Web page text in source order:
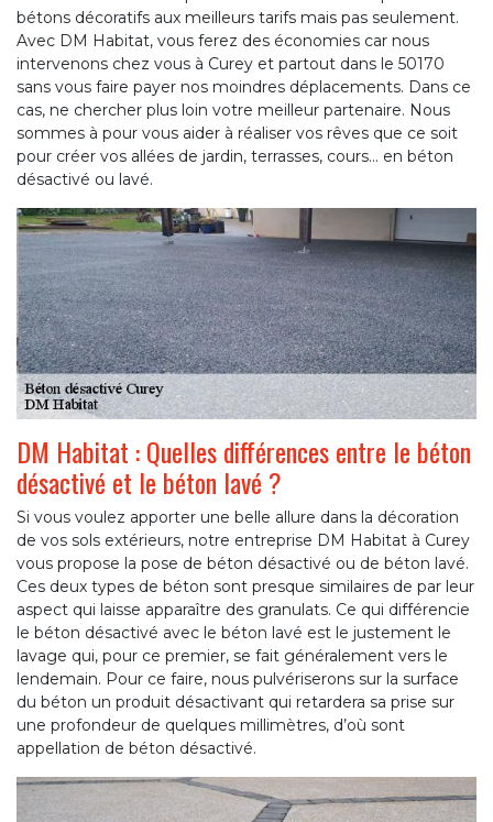
bétons décoratifs aux meilleurs tarifs mais pas seulement.
Avec DM Habitat, vous ferez des économies car nous
intervenons chez vous à Curey et partout dans le 50170
sans vous faire payer nos moindres déplacements. Dans ce
cas, ne chercher plus loin votre meilleur partenaire. Nous
sommes à pour vous aider à réaliser vos rêves que ce soit
pour créer vos allées de jardin, terrasses, cours… en béton
désactivé ou lavé.
DM Habitat : Quelles différences entre le béton
désactivé et le béton lavé ?
Si vous voulez apporter une belle allure dans la décoration
de vos sols extérieurs, notre entreprise DM Habitat à Curey
vous propose la pose de béton désactivé ou de béton lavé.
Ces deux types de béton sont presque similaires de par leur
aspect qui laisse apparaître des granulats. Ce qui différencie
le béton désactivé avec le béton lavé est le justement le
lavage qui, pour ce premier, se fait généralement vers le
lendemain. Pour ce faire, nous pulvériserons sur la surface
du béton un produit désactivant qui retardera sa prise sur
une profondeur de quelques millimètres, d’où sont
appellation de béton désactivé.